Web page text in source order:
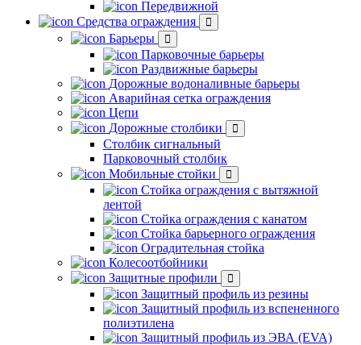
Передвижной
Средства ограждения
Барьеры
Парковочные барьеры
Раздвижные барьеры
Дорожные водоналивные барьеры
Аварийная сетка ограждения
Цепи
Дорожные столбики
Столбик сигнальный
Парковочный столбик
Мобильные стойки
Стойка ограждения с вытяжной
лентой
Стойка ограждения с канатом
Стойка барьерного ограждения
Оградительная стойка
Колесоотбойники
Защитные профили
Защитный профиль из резины
Защитный профиль из вспененного
полиэтилена
Защитный профиль из ЭВА (EVA)